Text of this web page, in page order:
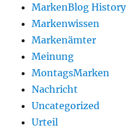
MarkenBlog History
Markenwissen
Markenämter
Meinung
MontagsMarken
Nachricht
Uncategorized
Urteil